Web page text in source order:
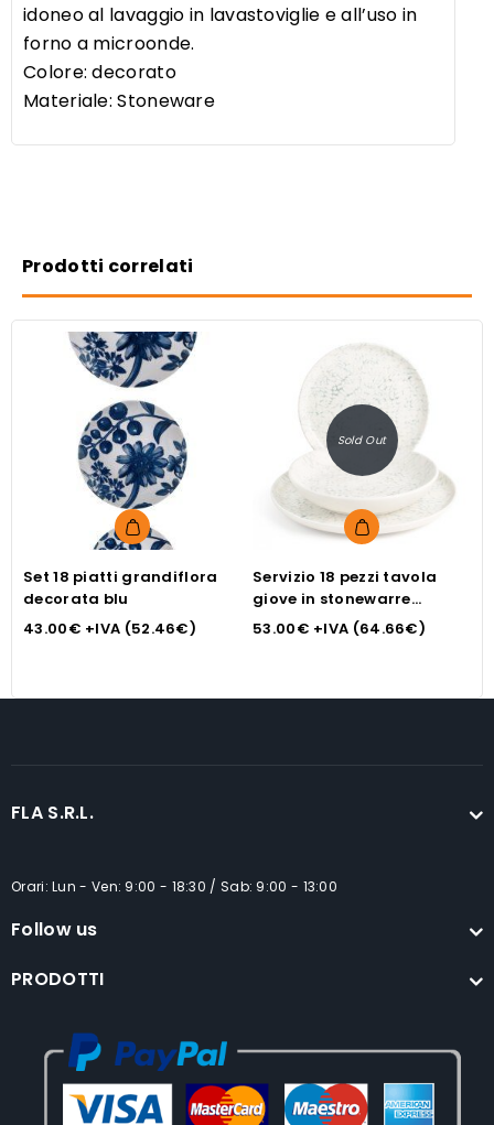
idoneo al lavaggio in lavastoviglie e all’uso in
forno a microonde.
Colore: decorato
Materiale: Stoneware
Prodotti correlati
Set 18 piatti grandiflora
decorata blu
43.00€ +IVA (52.46€)
Sold Out
Servizio 18 pezzi tavola
giove in stonewarre
puntinato colore avorio e
53.00€ +IVA (64.66€)
FLA S.R.L.
Orari: Lun - Ven: 9:00 - 18:30 / Sab: 9:00 - 13:00
Follow us
PRODOTTI